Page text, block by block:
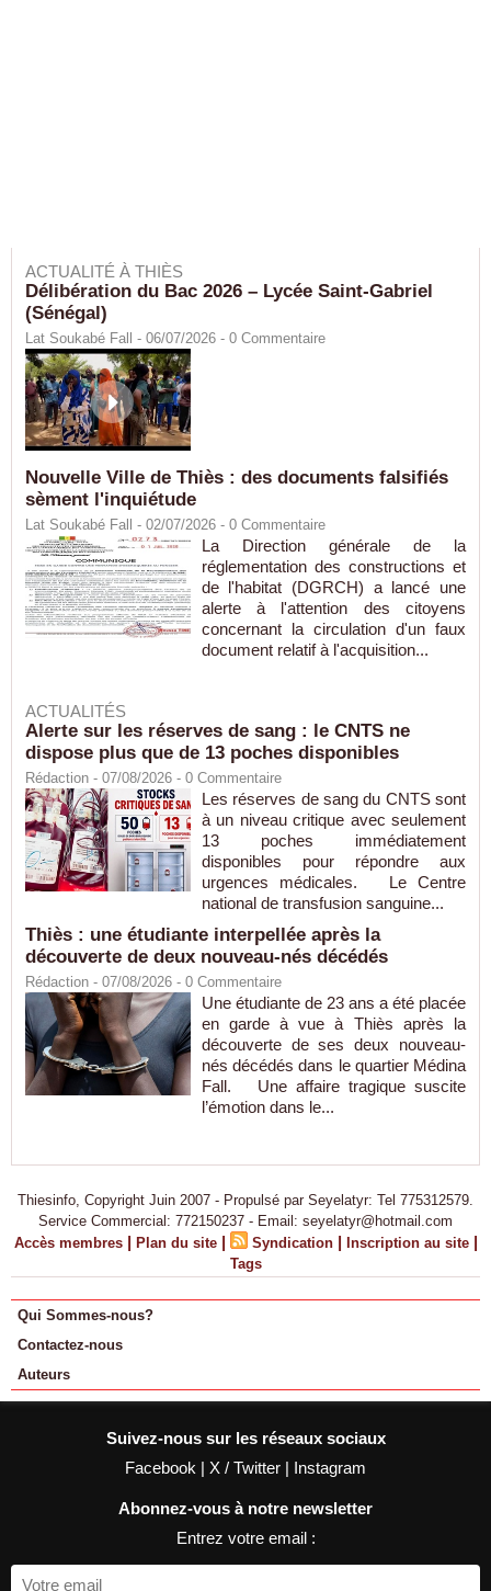
ACTUALITÉ À THIÈS
Délibération du Bac 2026 – Lycée Saint-Gabriel
(Sénégal)
Lat Soukabé Fall - 06/07/2026 - 0 Commentaire
Nouvelle Ville de Thiès : des documents falsifiés
sèment l'inquiétude
Lat Soukabé Fall - 02/07/2026 - 0 Commentaire
La Direction générale de la
réglementation des constructions et
de l'habitat (DGRCH) a lancé une
alerte à l'attention des citoyens
concernant la circulation d'un faux
document relatif à l'acquisition...
ACTUALITÉS
Alerte sur les réserves de sang : le CNTS ne
dispose plus que de 13 poches disponibles
Rédaction - 07/08/2026 - 0 Commentaire
Les réserves de sang du CNTS sont
à un niveau critique avec seulement
13 poches immédiatement
disponibles pour répondre aux
urgences médicales. Le Centre
national de transfusion sanguine...
Thiès : une étudiante interpellée après la
découverte de deux nouveau-nés décédés
Rédaction - 07/08/2026 - 0 Commentaire
Une étudiante de 23 ans a été placée
en garde à vue à Thiès après la
découverte de ses deux nouveau-
nés décédés dans le quartier Médina
Fall. Une affaire tragique suscite
l’émotion dans le...
Thiesinfo, Copyright Juin 2007 - Propulsé par Seyelatyr: Tel 775312579.
Service Commercial: 772150237 - Email: seyelatyr@hotmail.com
Accès membres | Plan du site | Syndication | Inscription au site |
Tags
Qui Sommes-nous?
Contactez-nous
Auteurs
Suivez-nous sur les réseaux sociaux
Facebook | X / Twitter | Instagram
Abonnez-vous à notre newsletter
Entrez votre email :